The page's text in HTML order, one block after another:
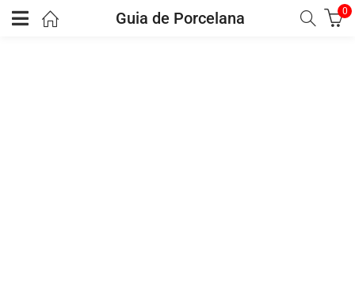
Guia de Porcelana 0